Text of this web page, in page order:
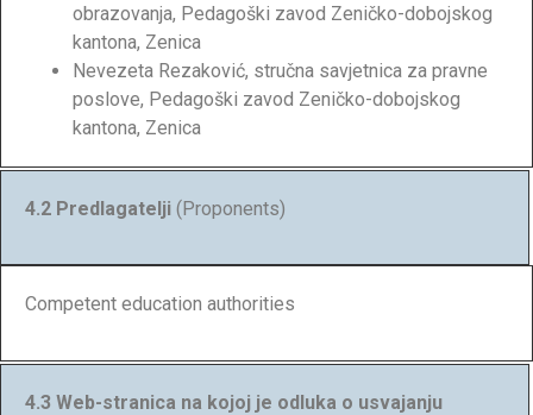
obrazovanja, Pedagoški zavod Zeničko-dobojskog
kantona, Zenica
Nevezeta Rezaković, stručna savjetnica za pravne
poslove, Pedagoški zavod Zeničko-dobojskog
kantona, Zenica
4.2 Predlagatelji (Proponents)
Competent education authorities
4.3 Web-stranica na kojoj je odluka o usvajanju